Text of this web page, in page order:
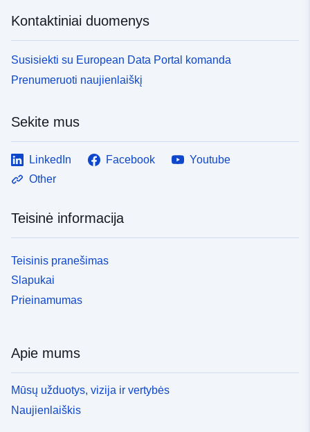
Kontaktiniai duomenys
Susisiekti su European Data Portal komanda
Prenumeruoti naujienlaiškį
Sekite mus
LinkedIn Facebook
Youtube
Other
Teisinė informacija
Teisinis pranešimas
Slapukai
Prieinamumas
Apie mums
Mūsų užduotys, vizija ir vertybės
Naujienlaiškis